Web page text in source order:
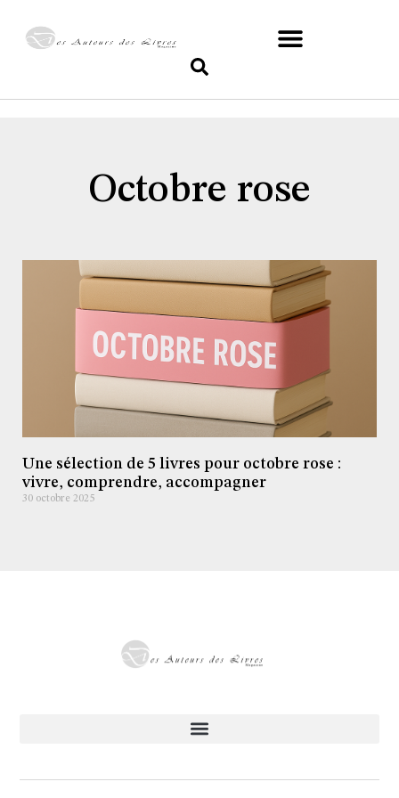
Octobre rose
Une sélection de 5 livres pour octobre rose :
vivre, comprendre, accompagner
30 octobre 2025